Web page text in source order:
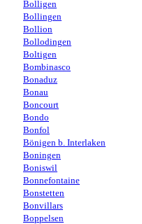
Bolligen
Bollingen
Bollion
Bollodingen
Boltigen
Bombinasco
Bonaduz
Bonau
Boncourt
Bondo
Bonfol
Bönigen b. Interlaken
Boningen
Boniswil
Bonnefontaine
Bonstetten
Bonvillars
Boppelsen